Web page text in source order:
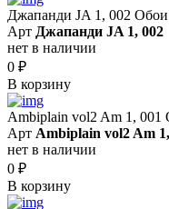
Джапанди JA 1, 002
Арт Джапанди JA 1, 002
нет в наличии
0 ₽
В корзину
Ambiplain vol2 Am 1, 001
Арт Ambiplain vol2 Am
нет в наличии
0 ₽
В корзину